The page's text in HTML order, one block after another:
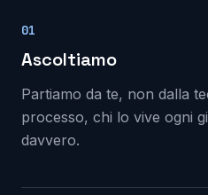
01
Ascoltiamo
Partiamo da te, non dalla
processo, chi lo vive ogni
davvero.